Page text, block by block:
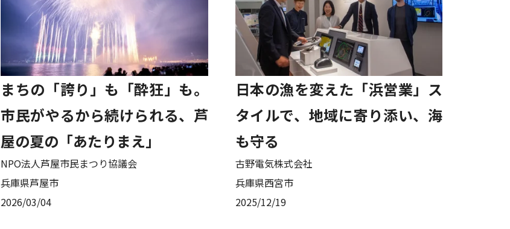
まちの「誇り」も「酔狂」も。
市民がやるから続けられる、芦
屋の夏の「あたりまえ」
NPO法人芦屋市民まつり協議会
兵庫県芦屋市
2026/03/04
日本の漁を変えた「浜営業」ス
タイルで、地域に寄り添い、海
も守る
古野電気株式会社
兵庫県西宮市
2025/12/19